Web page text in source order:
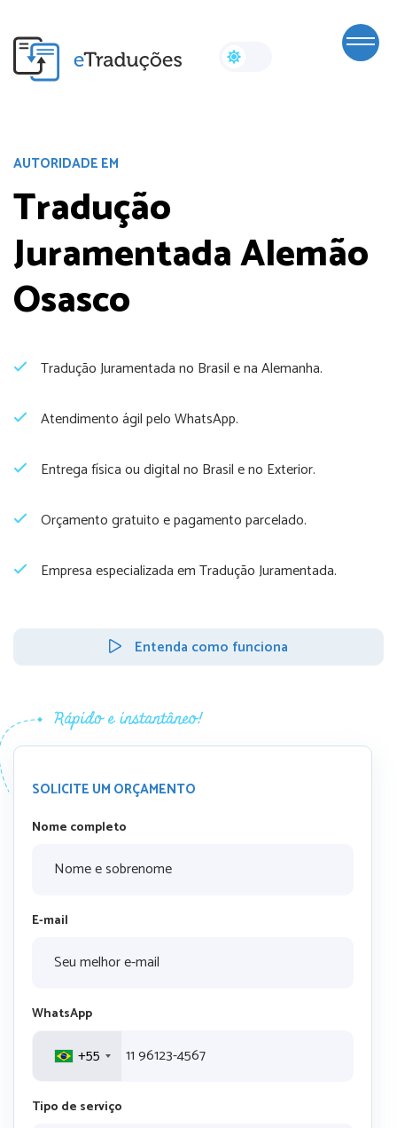
AUTORIDADE EM
Tradução
Juramentada Alemão
Osasco
Tradução Juramentada no Brasil e na Alemanha.
Atendimento ágil pelo WhatsApp.
Entrega física ou digital no Brasil e no Exterior.
Orçamento gratuito e pagamento parcelado.
Empresa especializada em Tradução Juramentada.
Entenda como funciona
SOLICITE UM ORÇAMENTO
Nome completo
E-mail
WhatsApp
+55
Tipo de serviço